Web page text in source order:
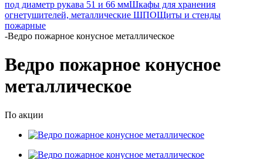
под диаметр рукава 51 и 66 ммШкафы для хранения
огнетушителей, металлические ШПОЩиты и стенды
пожарные
-Ведро пожарное конусное металлическое
Ведро пожарное конусное
металлическое
По акции